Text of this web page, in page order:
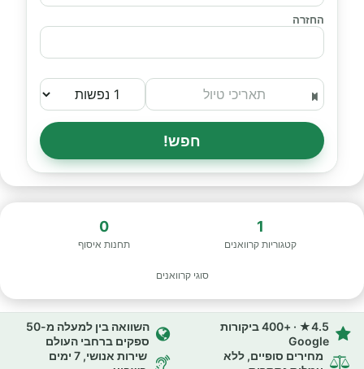
החזרה
חפש!
1
קטגוריות קרוואנים
0
תחנות איסוף
סוגי קרוואנים
4.5★ · +400 ביקורות
Google
השוואה בין למעלה מ-50
ספקים ברחבי העולם
מחירים סופיים, ללא
שירות אנושי, 7 ימים